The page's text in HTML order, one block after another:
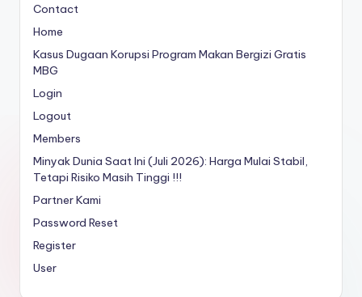
Contact
Home
Kasus Dugaan Korupsi Program Makan Bergizi Gratis
MBG
Login
Logout
Members
Minyak Dunia Saat Ini (Juli 2026): Harga Mulai Stabil,
Tetapi Risiko Masih Tinggi !!!
Partner Kami
Password Reset
Register
User